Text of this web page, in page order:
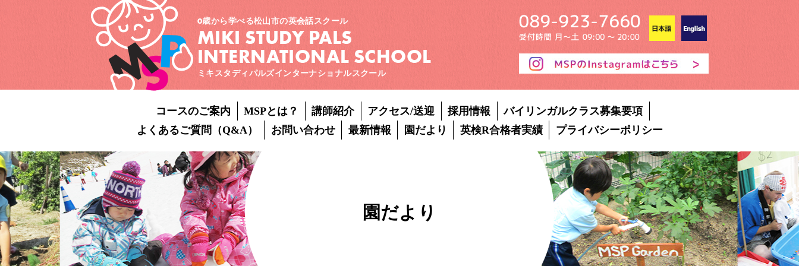
0歳から学べる松山市の英会話スクール
MIKI STUDY PALS
INTERNATIONAL SCHOOL
ミキスタディパルズインターナショナルスクール
コースのご案内 MSPとは？ 講師紹介 アクセス/送迎 採用情報
バイリンガルクラス募集要項
よくあるご質問（Q&A）
お問い合わせ 最新情報 園だより 英検R合格者実績 プライバシーポリシー
園だより